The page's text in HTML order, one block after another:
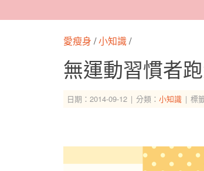
愛瘦身 /小知識/
無運動習慣者
日期：2014-09-12 分類： 小知識 標